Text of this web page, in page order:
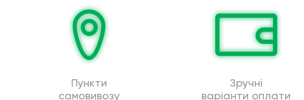
Пункти
самовивозу
Зручні
варіанти оплати